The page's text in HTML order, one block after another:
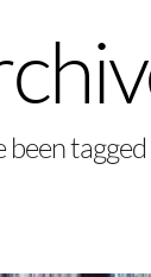
tagged